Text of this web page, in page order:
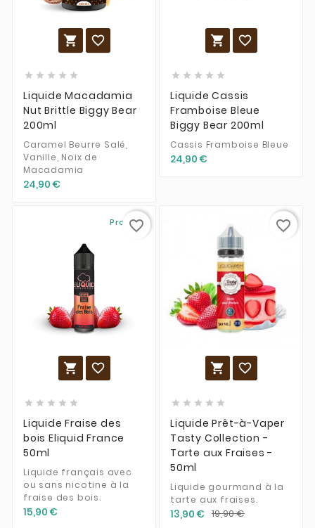
 
    
Liquide Macadamia
Nut Brittle Biggy Bear
200ml
Caramel Beurre Salé,
Vanille, Noix de
Macadamia
24,90 €
 
    
Liquide Cassis
Framboise Bleue
Biggy Bear 200ml
Cassis Framboise Bleue
24,90 €
Promo !
 
    
Liquide Fraise des
bois Eliquid France
50ml
Liquide français avec
ou sans nicotine à la
fraise des bois.
15,90 €
favorite_border
 
    
Liquide Prêt-à-Vaper
Tasty Collection -
Tarte aux Fraises -
50ml
Liquide gourmand à la
tarte aux fraises.
13,90 € 19,90 €
favorite_border